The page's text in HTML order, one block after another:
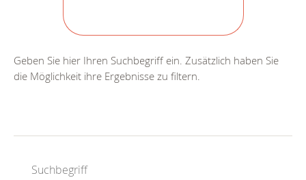
Geben Sie hier Ihren Suchbegriff ein. Zusätzlich haben Sie
die Möglichkeit ihre Ergebnisse zu filtern.